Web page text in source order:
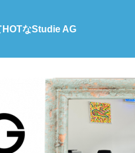
HOTなStudie AG